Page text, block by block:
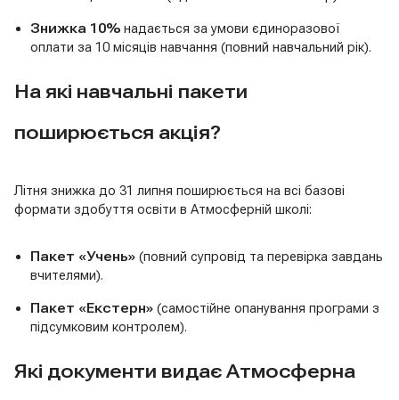
Знижка 10%надається за умови єдиноразової
оплати за 10 місяців навчання (повний навчальний рік).
На які навчальні пакети
поширюється акція?
Літня знижка до 31 липня поширюється на всі базові
формати здобуття освіти в Атмосферній школі:
Пакет «Учень»(повний супровід та перевірка завдань
вчителями).
Пакет «Екстерн»(самостійне опанування програми з
підсумковим контролем).
Які документи видає Атмосферна